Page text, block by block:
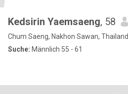
Kedsirin Yaemsaeng, 58
Chum Saeng, Nakhon Sawan, Thailand
Suche: Männlich 55 - 61